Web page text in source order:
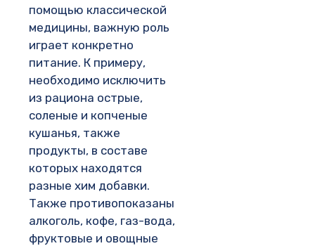
помощью классической
медицины, важную роль
играет конкретно
питание. К примеру,
необходимо исключить
из рациона острые,
соленые и копченые
кушанья, также
продукты, в составе
которых находятся
разные хим добавки.
Также противопоказаны
алкоголь, кофе, газ-вода,
фруктовые и овощные